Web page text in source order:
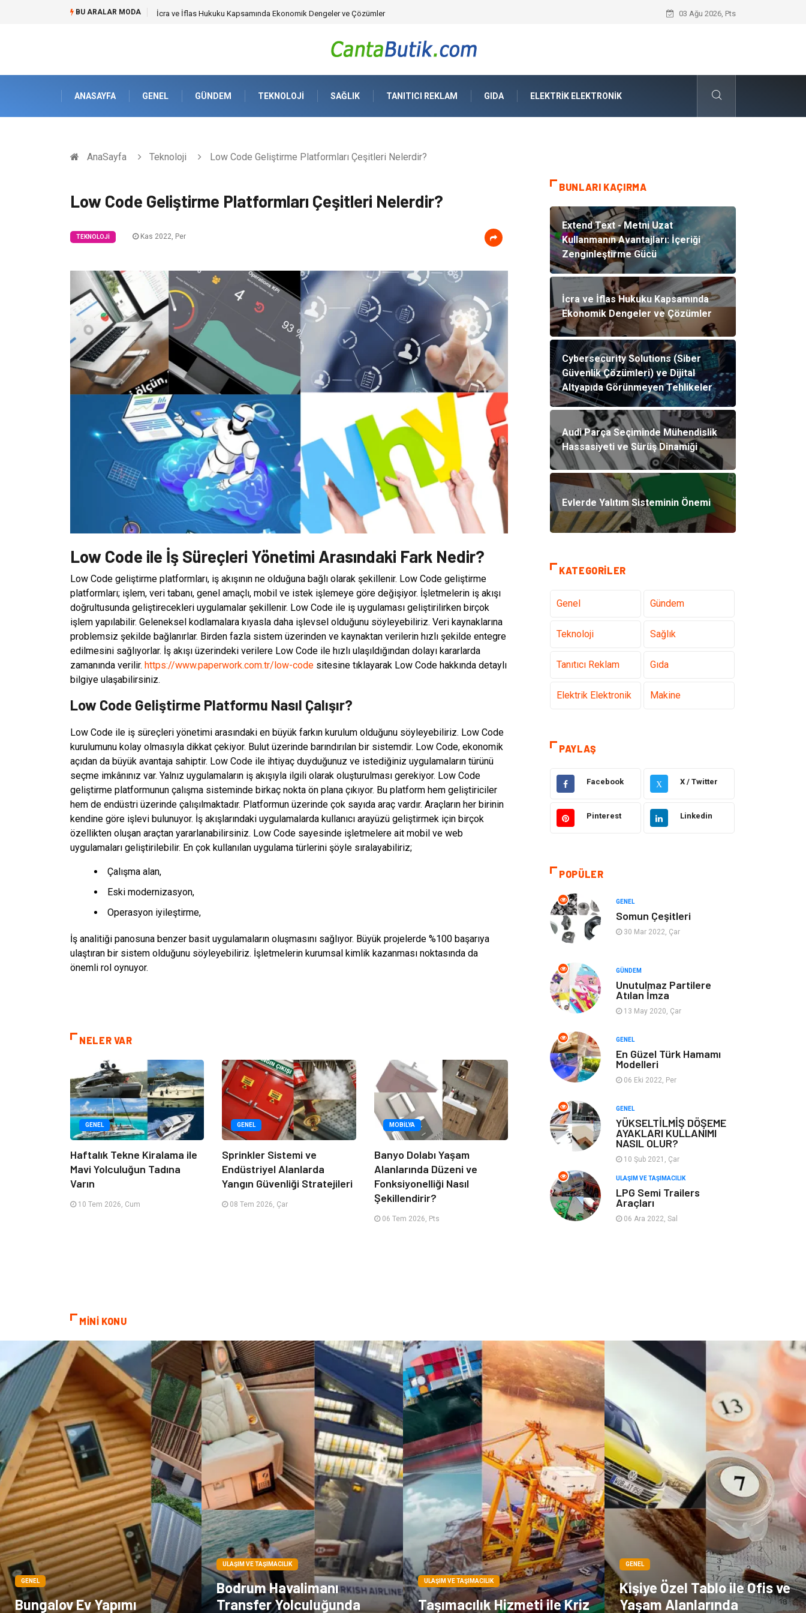
BU ARALAR MODA Cybersecurity Solutions (Siber Güvenlik Çözümleri) ve Dijital Altyapıda Görünmeyen Tehlikeler Audi Parça Seçiminde Mühendislik
03 Ağu 2026, Pts
ANASAYFA GENEL GÜNDEM TEKNOLOJI SAĞLIK TANITICI REKLAM GIDA ELEKTRIK ELEKTRONIK
AnaSayfa Teknoloji Low Code Geliştirme Platformları Çeşitleri Nelerdir?
Low Code Geliştirme Platformları Çeşitleri Nelerdir?
TEKNOLOJI Kas 2022, Per
Low Code ile İş Süreçleri Yönetimi Arasındaki Fark Nedir?
Low Code geliştirme platformları, iş akışının ne olduğuna bağlı olarak şekillenir. Low Code geliştirme
platformları; işlem, veri tabanı, genel amaçlı, mobil ve istek işlemeye göre değişiyor. İşletmelerin iş akışı
doğrultusunda geliştirecekleri uygulamalar şekillenir. Low Code ile iş uygulaması geliştirilirken birçok
işlem yapılabilir. Geleneksel kodlamalara kıyasla daha işlevsel olduğunu söyleyebiliriz. Veri kaynaklarına
problemsiz şekilde bağlanırlar. Birden fazla sistem üzerinden ve kaynaktan verilerin hızlı şekilde entegre
edilmesini sağlıyorlar. İş akışı üzerindeki verilere Low Code ile hızlı ulaşıldığından dolayı kararlarda
zamanında verilir. https://www.paperwork.com.tr/low-code sitesine tıklayarak Low Code hakkında detaylı
bilgiye ulaşabilirsiniz.
Low Code Geliştirme Platformu Nasıl Çalışır?
Low Code ile iş süreçleri yönetimi arasındaki en büyük farkın kurulum olduğunu söyleyebiliriz. Low Code
kurulumunu kolay olmasıyla dikkat çekiyor. Bulut üzerinde barındırılan bir sistemdir. Low Code, ekonomik
açıdan da büyük avantaja sahiptir. Low Code ile ihtiyaç duyduğunuz ve istediğiniz uygulamaların türünü
seçme imkânınız var. Yalnız uygulamaların iş akışıyla ilgili olarak oluşturulması gerekiyor. Low Code
geliştirme platformunun çalışma sisteminde birkaç nokta ön plana çıkıyor. Bu platform hem geliştiriciler
hem de endüstri üzerinde çalışılmaktadır. Platformun üzerinde çok sayıda araç vardır. Araçların her birinin
kendine göre işlevi bulunuyor. İş akışlarındaki uygulamalarda kullanıcı arayüzü geliştirmek için birçok
özellikten oluşan araçtan yararlanabilirsiniz. Low Code sayesinde işletmelere ait mobil ve web
uygulamaları geliştirilebilir. En çok kullanılan uygulama türlerini şöyle sıralayabiliriz;
Çalışma alan,
Eski modernizasyon,
Operasyon iyileştirme,
İş analitiği panosuna benzer basit uygulamaların oluşmasını sağlıyor. Büyük projelerde %100 başarıya
ulaştıran bir sistem olduğunu söyleyebiliriz. İşletmelerin kurumsal kimlik kazanması noktasında da
önemli rol oynuyor.
NELER VAR
GENEL
Haftalık Tekne Kiralama ile
Mavi Yolculuğun Tadına
Varın
10 Tem 2026, Cum
GENEL
Sprinkler Sistemi ve
Endüstriyel Alanlarda
Yangın Güvenliği Stratejileri
08 Tem 2026, Çar
MOBILYA
Banyo Dolabı Yaşam
Alanlarında Düzeni ve
Fonksiyonelliği Nasıl
Şekillendirir?
06 Tem 2026, Pts
BUNLARI KAÇIRMA
Extend Text - Metni Uzat
Kullanmanın Avantajları: İçeriği
Zenginleştirme Gücü
İcra ve İflas Hukuku Kapsamında
Ekonomik Dengeler ve Çözümler
Cybersecurity Solutions (Siber
Güvenlik Çözümleri) ve Dijital
Altyapıda Görünmeyen Tehlikeler
Audi Parça Seçiminde Mühendislik
Hassasiyeti ve Sürüş Dinamiği
Evlerde Yalıtım Sisteminin Önemi
KATEGORILER
Genel Gündem
Teknoloji Sağlık
Tanıtıcı Reklam Gıda
Elektrik Elektronik Makine
Alışveriş
Emlak
Organizasyon Mobilya
Tekstil
Tatil Finans & Ekonomi
Turizm
Aksesuar Eğitim Kurumları
Ambalaj Eğlence
Pazarlama
Servisleri
Kültür Telekomünikasyon
çiçek İnternet
Tarım &
Hayvancılık
PAYLAŞ
Facebook X X / Twitter
Pinterest Linkedin
POPÜLER
GENEL
Somun Çeşitleri
30 Mar 2022, Çar
GÜNDEM
Unutulmaz Partilere
Atılan İmza
13 May 2020, Çar
GENEL
En Güzel Türk Hamamı
Modelleri
06 Eki 2022, Per
GENEL
YÜKSELTİLMİŞ DÖŞEME
AYAKLARI KULLANIMI
NASIL OLUR?
10 Şub 2021, Çar
ULAŞIM VE TAŞIMACILIK
LPG Semi Trailers
Araçları
06 Ara 2022, Sal
MİNİ KONU
GENEL
Bungalov Ev Yapımı
ULAŞIM VE TAŞIMACILIK
Bodrum Havalimanı
Transfer Yolculuğunda
ULAŞIM VE TAŞIMACILIK
Taşımacılık Hizmeti ile Kriz
GENEL
Kişiye Özel Tablo ile Ofis ve
Yaşam Alanlarında